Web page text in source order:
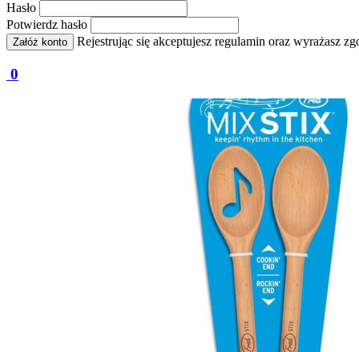
Hasło
Potwierdz hasło
Załóż konto Rejestrując się akceptujesz regulamin oraz wyrażasz
0